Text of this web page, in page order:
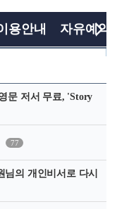
용안내 자유예약
문 저서 무료, 'Story
77
의 개인비서로 다시